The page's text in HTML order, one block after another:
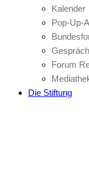
Kalender
Pop-Up-
Forum
Die Stiftung